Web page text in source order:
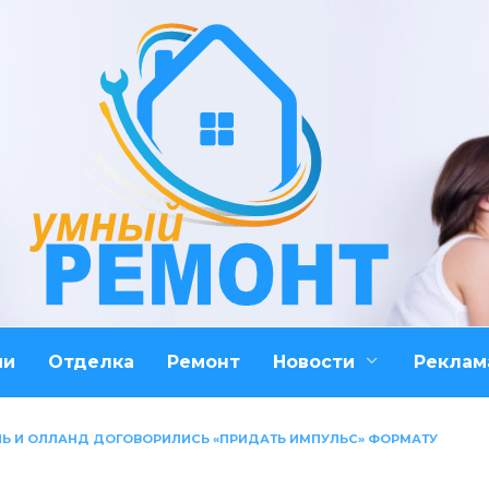
Отделка Ремонт Новости
И ОЛЛАНД ДОГОВОРИЛИСЬ «ПРИДАТЬ ИМПУЛЬС» ФОРМАТУ